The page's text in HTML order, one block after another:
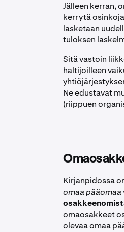
Jälleen kerran,
kerrytä
lasketaan
tuloksen
Sitä vastoin
haltijoilleen
Ne edustavat
(riippuen
Kirjanpidossa
omaa
omaosakkeet
olevaa omaa